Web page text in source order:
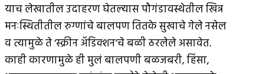
याच लेखातील उदाहरण घेतल्यास पौगंडावस्थेतील खिन्न
मनःस्थितीतील रुग्णांचे बालपण तितके सुखाचे गेले नसेल
व त्यामुळे ते ‘स्क्रीन अ‍ॅडिक्शन’चे बळी ठरलेले असावेत.
काही कारणामुळे ही मुलं बालपणी बळजबरी, हिंसा,